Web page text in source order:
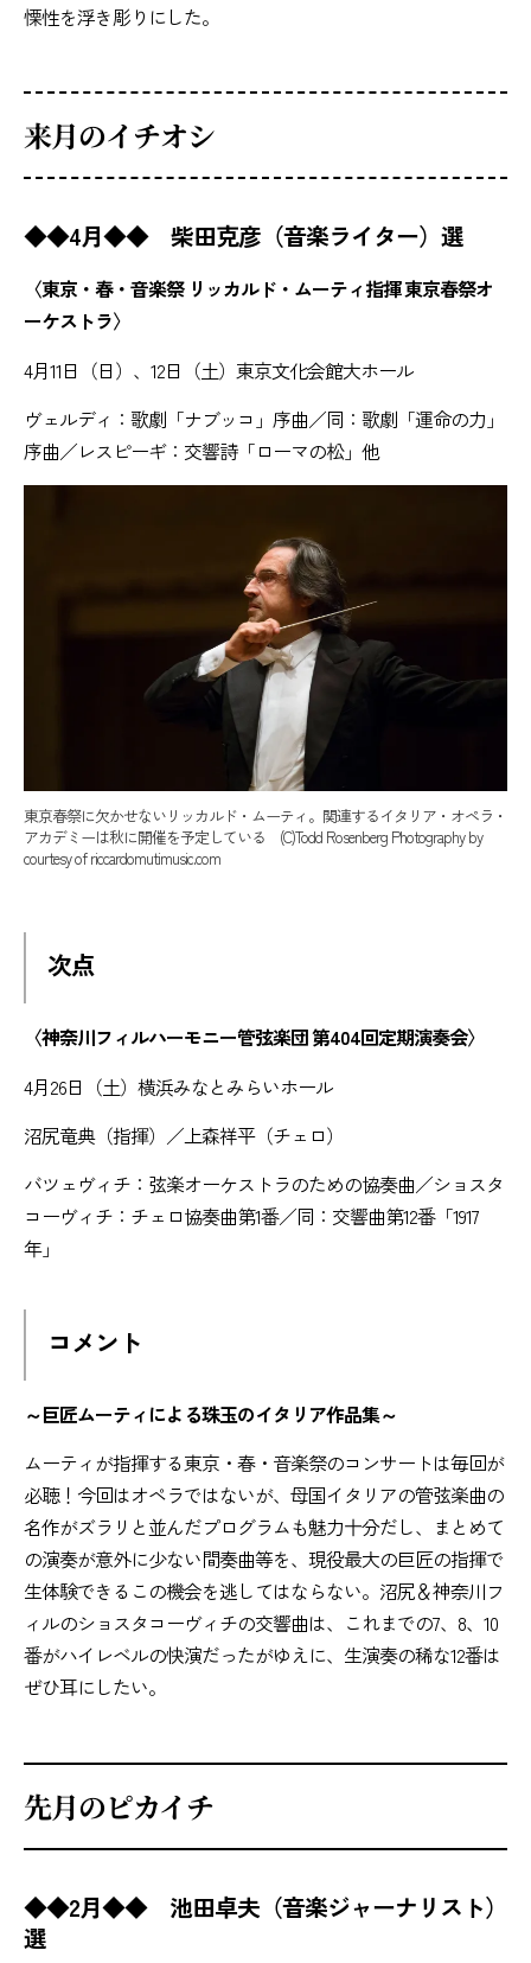
慄性を浮き彫りにした。
来月のイチオシ
◆◆4月◆◆ 柴田克彦（音楽ライター）選
〈東京・春・音楽祭 リッカルド・ムーティ指揮 東京春祭オ
ーケストラ〉
4月11日（日）、12日（土）東京文化会館大ホール
ヴェルディ：歌劇「ナブッコ」序曲／同：歌劇「運命の力」
序曲／レスピーギ：交響詩「ローマの松」他
東京春祭に欠かせないリッカルド・ムーティ。関連するイタリア・オペラ・
アカデミーは秋に開催を予定している (C)Todd Rosenberg Photography by
courtesy of riccardomutimusic.com
次点
〈神奈川フィルハーモニー管弦楽団 第404回定期演奏会〉
4月26日（土）横浜みなとみらいホール
沼尻竜典（指揮）／上森祥平（チェロ）
バツェヴィチ：弦楽オーケストラのための協奏曲／ショスタ
コーヴィチ：チェロ協奏曲第1番／同：交響曲第12番「1917
年」
コメント
～巨匠ムーティによる珠玉のイタリア作品集～
ムーティが指揮する東京・春・音楽祭のコンサートは毎回が
必聴！今回はオペラではないが、母国イタリアの管弦楽曲の
名作がズラリと並んだプログラムも魅力十分だし、まとめて
の演奏が意外に少ない間奏曲等を、現役最大の巨匠の指揮で
生体験できるこの機会を逃してはならない。沼尻＆神奈川フ
ィルのショスタコーヴィチの交響曲は、これまでの7、8、10
番がハイレベルの快演だったがゆえに、生演奏の稀な12番は
ぜひ耳にしたい。
先月のピカイチ
◆◆2月◆◆ 池田卓夫（音楽ジャーナリスト）
選